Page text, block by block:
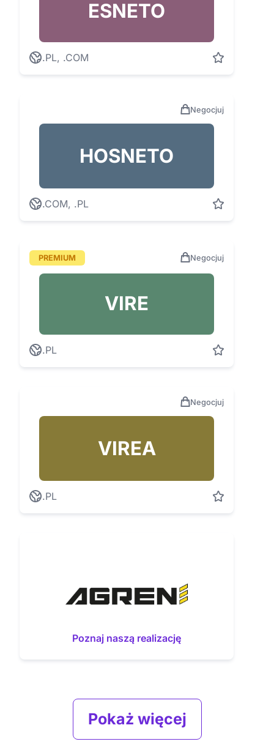
ESNETO
.PL, .COM
Negocjuj
HOSNETO
.COM, .PL
PREMIUM Negocjuj
VIRE
.PL
Negocjuj
VIREA
.PL
Poznaj naszą realizację
Pokaż więcej